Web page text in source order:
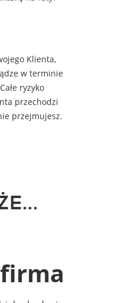
Klienta,
w terminie
ryzyko
przechodzi
przejmujesz.
firma